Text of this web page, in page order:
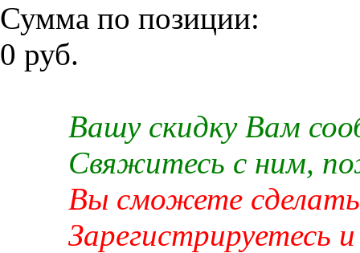
Сумма по позиции:
0 руб.
Вашу скидку Вам
Свяжитесь с ним,
Вы сможете сделать
Зарегистрируетесь